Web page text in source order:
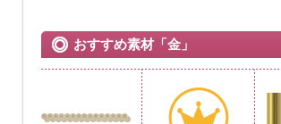
おすすめ素材「金」